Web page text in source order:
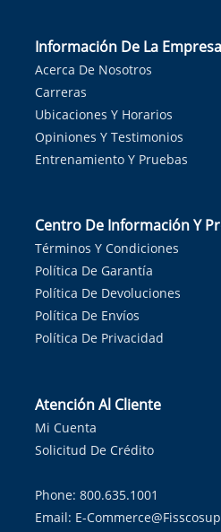
Información De La Empresa
Acerca De Nosotros
Carreras
Ubicaciones Y Horarios
Opiniones Y Testimonios
Entrenamiento Y Pruebas
Centro De Información Y
Términos Y Condiciones
Política De Garantía
Política De Devoluciones
Política De Envíos
Política De Privacidad
Atención Al Cliente
Mi Cuenta
Solicitud De Crédito
Phone: 800.635.1001
Email: E-